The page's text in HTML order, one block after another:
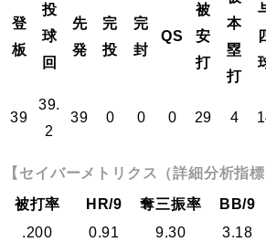
登
板
投
球
回
先
発
完
投
完
封
QS
被
安
打
本
塁
打
39
39.
2
39 0 0 0 29 4
【セイバーメトリクス（詳細分析指標
被打率
HR/9 奪三振率 BB/9
.200
0.91 9.30 3.18